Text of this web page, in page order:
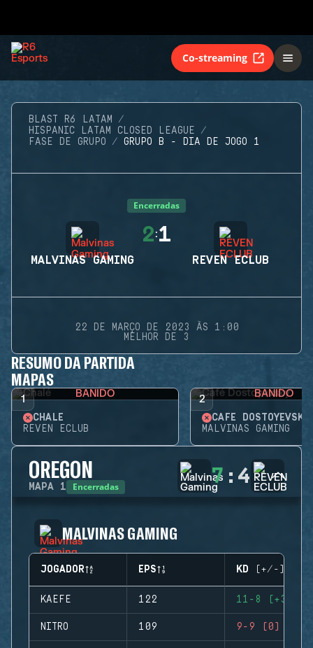
Co-streaming
BLAST R6 LATAM
HISPANIC LATAM CLOSED LEAGUE
FASE DE GRUPO
GRUPO B - DIA DE JOGO 1
Encerradas
MALVINAS GAMING
2:1
REVEN ECLUB
22 DE MARÇO DE 2023 ÀS 1:00
MELHOR DE 3
RESUMO DA PARTIDA
MAPAS
1 BANIDO
CHALÉ
REVEN ECLUB
2 BANIDO
CAFÉ DOSTOYEVSKY
MALVINAS GAMING
OREGON
MAPA 1 Encerradas 7 : 4
MALVINAS GAMING
JOGADOR EPS KD (+/-)
KAEFE 122 11-8 (+3)
NITRO 109 9-9 (0)